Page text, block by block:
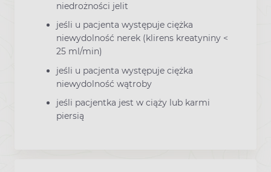
niedrożności jelit
jeśli u pacjenta występuje ciężka
niewydolność nerek (klirens kreatyniny <
25 ml/min)
jeśli u pacjenta występuje ciężka
niewydolność wątroby
jeśli pacjentka jest w ciąży lub karmi
piersią